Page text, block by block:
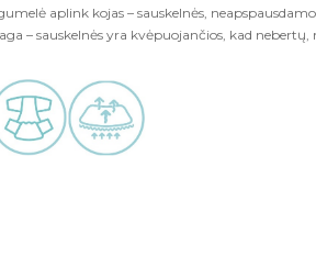
aplink kojas – sauskelnės,
– sauskelnės yra kvėpuojančios, kad nebertų,